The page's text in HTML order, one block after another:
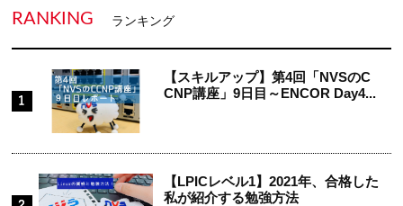
RANKING ランキング
【スキルアップ】第4回「NVSのC
CNP講座」9日目～ENCOR Day4...
【LPICレベル1】2021年、合格した
私が紹介する勉強方法